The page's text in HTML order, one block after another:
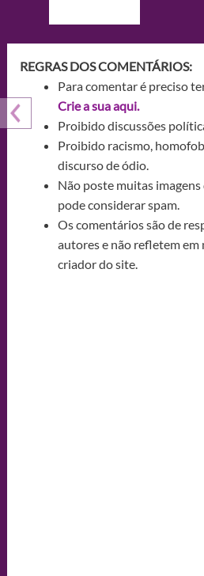
REGRAS DOS COMENTÁRIOS:
Para comentar é preciso
Crie a sua aqui.
Proibido discussões
Proibido racismo,
discurso de ódio.
Não poste muitas
pode considerar spam.
Os comentários são de
autores e não refletem em
criador do site.